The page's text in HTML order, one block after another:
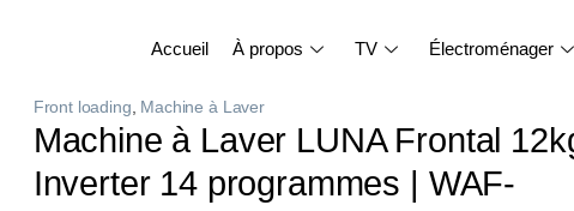
Accueil À propos TV Électroménager
Front loading, Machine à Laver
Machine à Laver LUNA Frontal
Inverter 14 programmes | WAF-